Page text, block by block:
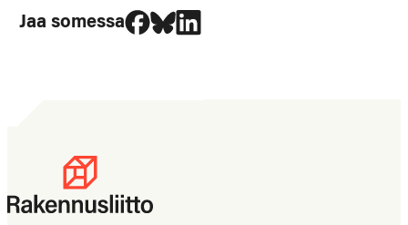
Jaa somessa
Jaa Facebookissa
Jaa Blueskyssa
Jaa LinkedIn:ssä